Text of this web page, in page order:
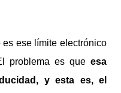
ese límite electrónico
problema es que esa
y esta es, el